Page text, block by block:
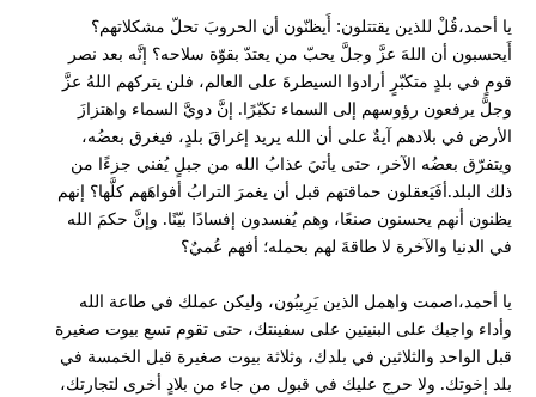
يا أحمد،قُلْ للذين يقتتلون: أَيظنّون أن الحروبَ تحلّ مشكلاتهم؟
أَيحسبون أن اللهَ عزَّ وجلَّ يحبّ من يعتدّ بقوّة سلاحه؟ إنَّه بعد نصر
قومٍ في بلدٍ متكبّرٍ أرادوا السيطرةَ على العالم، فلن يتركهم اللهُ عزَّ
وجلَّ يرفعون رؤوسهم إلى السماء تكبّرًا. إنَّ دويَّ السماء واهتزازَ
الأرض في بلادهم آيةٌ على أن الله يريد إغراقَ بلدٍ، فيغرق بعضُه،
ويتفرّق بعضُه الآخر، حتى يأتيَ عذابُ الله من جبلٍ يُفني جزءًا من
ذلك البلد.أفَيَعقلون حماقتهم قبل أن يغمرَ الترابُ أفواهَهم كلَّها؟ إنهم
يظنون أنهم يحسنون صنعًا، وهم يُفسدون إفسادًا بيّنًا. وإنَّ حكمَ الله
في الدنيا والآخرة لا طاقةَ لهم بحمله؛ أفهم عُميٌ؟
يا أحمد،اصمت واهمل الذين يَرِيبُون، وليكن عملك في طاعة الله
وأداء واجبك على البنيتين على سفينتك، حتى تقوم تسع بيوت صغيرة
قبل الواحد والثلاثين في بلدك، وثلاثة بيوت صغيرة قبل الخمسة في
بلد إخوتك. ولا حرج عليك في قبول من جاء من بلادٍ أخرى لتجارتك،